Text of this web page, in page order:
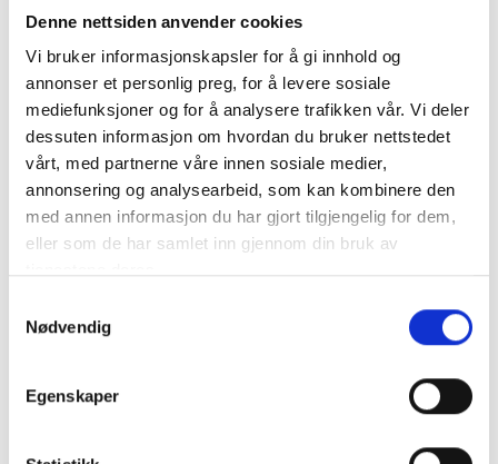
Denne nettsiden anvender cookies
Vi bruker informasjonskapsler for å gi innhold og
annonser et personlig preg, for å levere sosiale
mediefunksjoner og for å analysere trafikken vår. Vi deler
dessuten informasjon om hvordan du bruker nettstedet
vårt, med partnerne våre innen sosiale medier,
annonsering og analysearbeid, som kan kombinere den
med annen informasjon du har gjort tilgjengelig for dem,
eller som de har samlet inn gjennom din bruk av
Nødvendig
Egenskaper
Design trends
The clean series
So when is it okay to use lorem ipsum? First, lorem
ipsum works well for staging. It’s like the prop...
bendikb
Decoration
As an alternative theory, (and because Latin scholars
do this sort of thing) someone tracked down a ...